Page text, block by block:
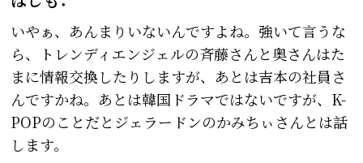
いやぁ、あんまりいないんですよね。強いて言うな
ら、トレンディエンジェルの斉藤さんと奥さんはた
まに情報交換したりしますが、あとは吉本の社員さ
んですかね。あとは韓国ドラマではないですが、K-
POPのことだとジェラードンのかみちぃさんとは話
します。